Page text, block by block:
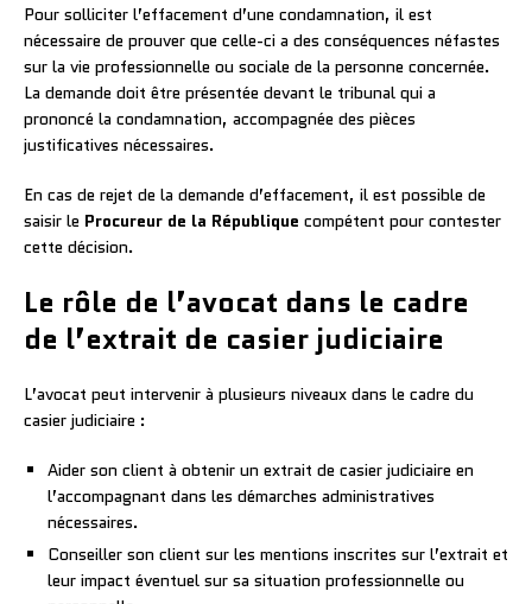
Pour solliciter l’effacement d’une condamnation, il est
nécessaire de prouver que celle-ci a des conséquences néfastes
sur la vie professionnelle ou sociale de la personne concernée.
La demande doit être présentée devant le tribunal qui a
prononcé la condamnation, accompagnée des pièces
justificatives nécessaires.
En cas de rejet de la demande d’effacement, il est possible de
saisir le Procureur de la République compétent pour contester
cette décision.
Le rôle de l’avocat dans le cadre
de l’extrait de casier judiciaire
L’avocat peut intervenir à plusieurs niveaux dans le cadre du
casier judiciaire :
Aider son client à obtenir un extrait de casier judiciaire en
l’accompagnant dans les démarches administratives
nécessaires.
Conseiller son client sur les mentions inscrites sur l’extrait et
leur impact éventuel sur sa situation professionnelle ou